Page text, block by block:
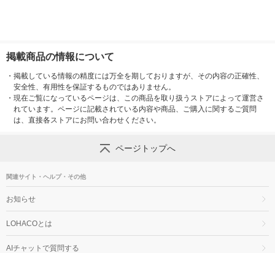
掲載商品の情報について
・ 掲載している情報の精度には万全を期しておりますが、その内容の正確性、
安全性、有用性を保証するものではありません。
・ 現在ご覧になっているページは、この商品を取り扱うストアによって運営さ
れています。ページに記載されている内容や商品、ご購入に関するご質問
は、直接各ストアにお問い合わせください。
ページトップへ
関連サイト・ヘルプ・その他
お知らせ
LOHACOとは
AIチャットで質問する